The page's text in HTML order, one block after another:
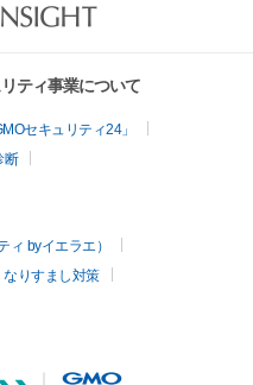
ティ事業について
セキュリティ24」
断
byイエラエ）
なりすまし対策